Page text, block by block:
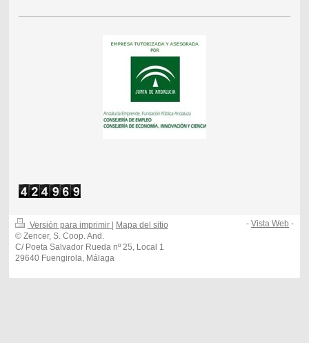
Versión para imprimir
Mapa del sitio
© Zencer, S. Coop. And.
C/ Poeta Salvador Rueda nº 25, Local 1
29640 Fuengirola, Málaga
-Vista Web -